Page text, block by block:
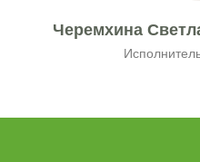
Черемхина